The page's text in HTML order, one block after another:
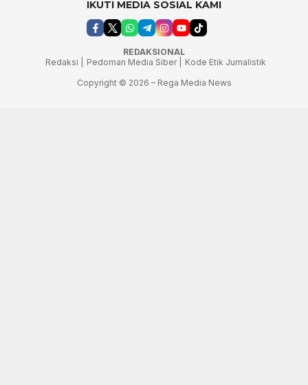
IKUTI MEDIA SOSIAL KAMI
REDAKSIONAL
Redaksi |
Pedoman Media Siber |
Kode Etik Jurnalistik
Copyright © 2026 – Rega Media News